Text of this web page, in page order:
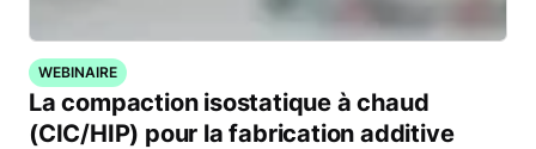
WEBINAIRE
La compaction isostatique à chaud
(CIC/HIP) pour la fabrication additive